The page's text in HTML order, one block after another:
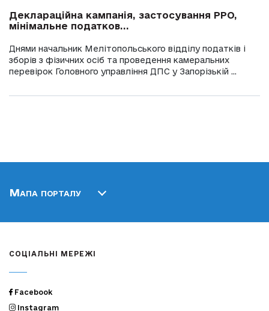
Деклараційна кампанія, застосування РРО,
мінімальне податков...
Днями начальник Мелітопольського відділу податків і
зборів з фізичних осіб та проведення камеральних
перевірок Головного управління ДПС у Запорізькій ...
Мапа порталу
СОЦІАЛЬНІ МЕРЕЖІ
Facebook
Instagram